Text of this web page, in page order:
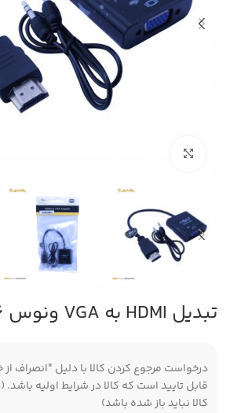
تبدیل HDMI به VGA ونوس PV-T886
درخواست مرجوع کردن کالا با دلیل "انصراف
قابل تایید است که کالا در شرایط اولیه
کالا نباید باز شده باشد)